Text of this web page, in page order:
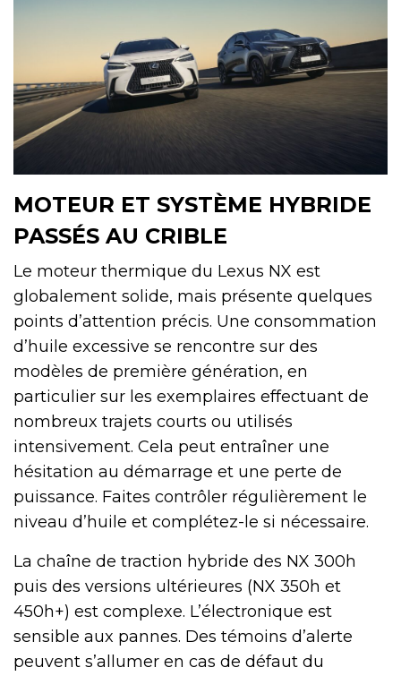
MOTEUR ET SYSTÈME HYBRIDE
PASSÉS AU CRIBLE
Le moteur thermique du Lexus NX est
globalement solide, mais présente quelques
points d’attention précis. Une consommation
d’huile excessive se rencontre sur des
modèles de première génération, en
particulier sur les exemplaires effectuant de
nombreux trajets courts ou utilisés
intensivement. Cela peut entraîner une
hésitation au démarrage et une perte de
puissance. Faites contrôler régulièrement le
niveau d’huile et complétez-le si nécessaire.
La chaîne de traction hybride des NX 300h
puis des versions ultérieures (NX 350h et
450h+) est complexe. L’électronique est
sensible aux pannes. Des témoins d’alerte
peuvent s’allumer en cas de défaut du